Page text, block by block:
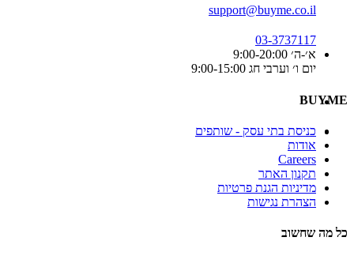
support@buyme.co.il
03-3737117
א׳-ה׳ 9:00-20:00
יום ו׳ וערבי חג 9:00-15:00
BUYME
כניסת בתי עסק - שותפים
אודות
Careers
תקנון האתר
מדיניות הגנת פרטיות
הצהרת נגישות
כל מה שחשוב